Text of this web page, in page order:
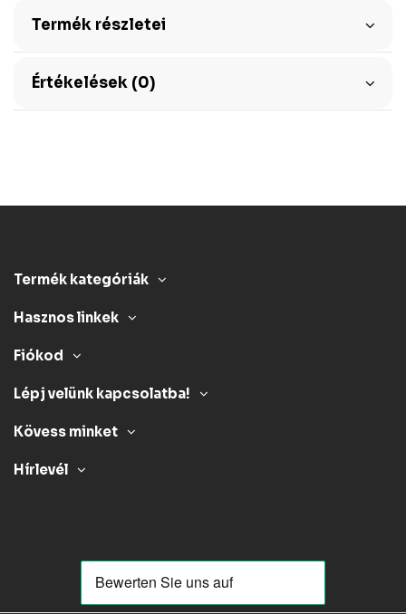
Termék részletei
Értékelések (0)
Termék kategóriák
Hasznos linkek
Fiókod
Lépj velünk kapcsolatba!
Kövess minket
Hírlevél